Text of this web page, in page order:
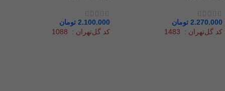
2.270.000 تومان
کد گل‌تهران : 1483
2.100.000 تومان
کد گل‌تهران : 1088